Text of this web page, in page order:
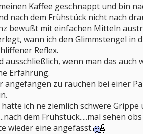
Kaffee geschnappt und bin
nach dem Frühstück nicht nach
bewußt mit einfachen Mitteln
wann ich den Glimmstengel in
Reflex.
ausschließlich, wenn man das
Erfahrung.
angefangen zu rauchen bei einer
ich ne ziemlich schwere
dem Frühstück.....mal sehen
wieder eine angefasst.